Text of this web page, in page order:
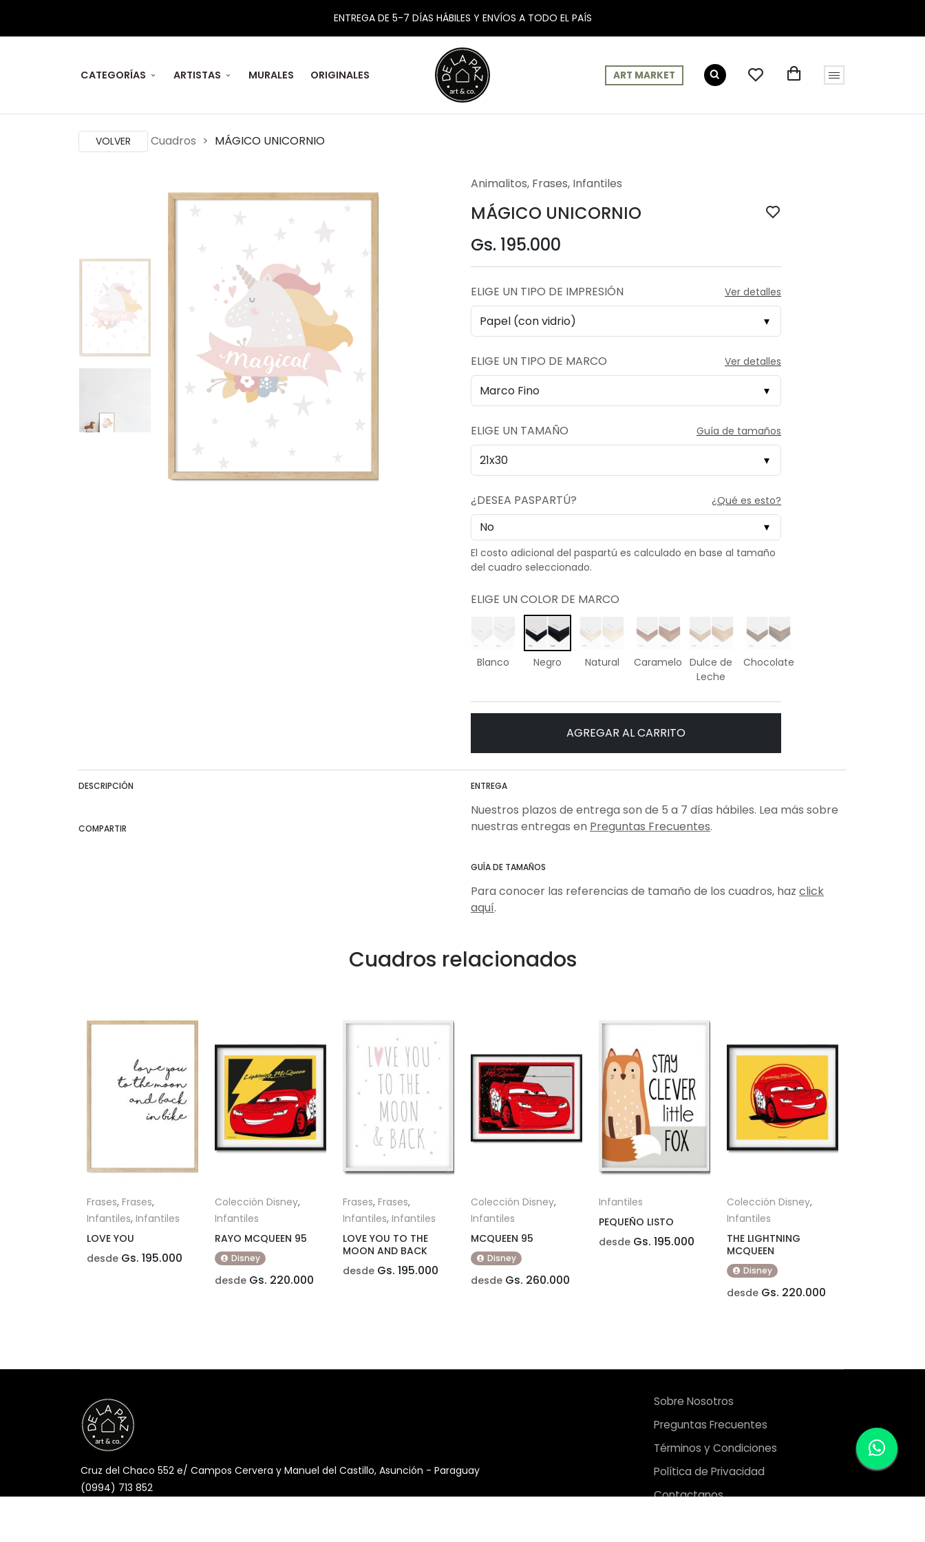
ENTREGA DE 5-7 DÍAS HÁBILES Y ENVÍOS A TODO EL PAÍS
CATEGORÍAS ARTISTAS MURALES ORIGINALES ART MARKET
VOLVER Cuadros MÁGICO UNICORNIO
Animalitos, Frases, Infantiles
MÁGICO UNICORNIO
Gs. 195.000
ELIGE UN TIPO DE IMPRESIÓN Ver detalles
ELIGE UN TIPO DE MARCO Ver detalles
ELIGE UN TAMAÑO Guía de tamaños
¿DESEA PASPARTÚ? ¿Qué es esto?
El costo adicional del paspartú es calculado en base al tamaño
del cuadro seleccionado.
ELIGE UN COLOR DE MARCO
Blanco Negro Natural Caramelo
Dulce de
Leche
Chocolate
AGREGAR AL CARRITO
DESCRIPCIÓN
COMPARTIR
ENTREGA
Nuestros plazos de entrega son de 5 a 7 días hábiles. Lea más sobre
nuestras entregas en Preguntas Frecuentes.
GUÍA DE TAMAÑOS
Para conocer las referencias de tamaño de los cuadros, haz click
aquí.
Cuadros relacionados
Frases, Frases,
Infantiles, Infantiles
LOVE YOU
desde Gs. 195.000
Colección Disney,
Infantiles
RAYO MCQUEEN 95
Disney
desde Gs. 220.000
Frases, Frases,
Infantiles, Infantiles
LOVE YOU TO THE
MOON AND BACK
desde Gs. 195.000
Colección Disney,
Infantiles
MCQUEEN 95
Disney
desde Gs. 260.000
Infantiles
PEQUEÑO LISTO
desde Gs. 195.000
Colección Disney,
Infantiles
THE LIGHTNING
MCQUEEN
Disney
desde Gs. 220.000
Cruz del Chaco 552 e/ Campos Cervera y Manuel del Castillo, Asunción - Paraguay
(0994) 713 852
Sobre Nosotros
Preguntas Frecuentes
Términos y Condiciones
Política de Privacidad
Contactanos